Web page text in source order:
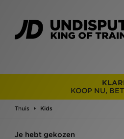
KOOP NU,
Thuis Kids
Je hebt gekozen